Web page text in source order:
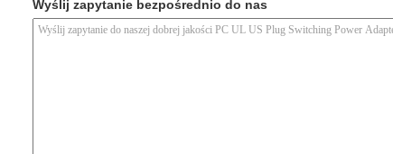
Wyślij zapytanie bezpośrednio do nas